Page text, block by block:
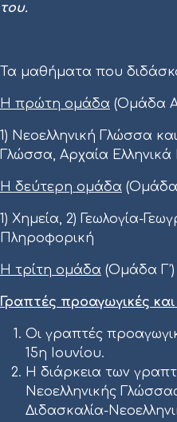
του.
Τα μαθήματα που
Η πρώτη ομάδα (Ομάδα
1) Νεοελληνική Γλώσσα
Γλώσσα, Αρχαία Ελληνικά
Η δεύτερη ομάδα (Ομάδα
1) Χημεία, 2) Γεωλογία-
Πληροφορική
Η τρίτη ομάδα (Ομάδα
Γραπτές προαγωγικές
Οι γραπτές
15η Ιουνίου.
Η διάρκεια των
Νεοελληνικής
Διδασκαλία-